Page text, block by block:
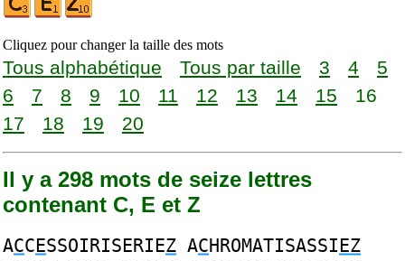
Cliquez pour changer la taille des mots
Tous alphabétique Tous par taille 3 4
5
6
7 8 9 10 11 12 13 14 15
16
17
18 19 20
Il y a 298 mots de seize lettres
contenant C, E et Z
ACCESSOIRISERIEZ ACHROMATISASSIEZ